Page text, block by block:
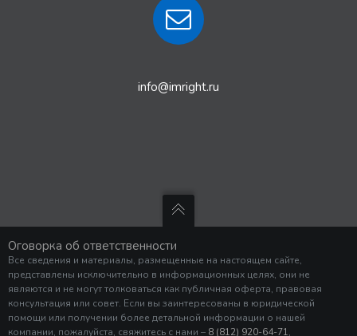
info@imright.ru
Оговорка об ответственности
Все сведения и материалы, размещенные на настоящем сайте,
представлены исключительно в информационных целях, они не
являются и не могут толковаться как публичная оферта, правовая
консультация или совет. Если вы заинтересованы в юридической
помощи или получении более детальной информации о нашей
компании, пожалуйста, свяжитесь с нами – 8 (812) 920-64-71,